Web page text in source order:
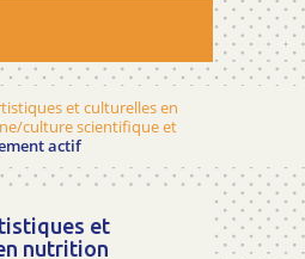
et culturelles en
culture scientifique et
actif
et
nutrition